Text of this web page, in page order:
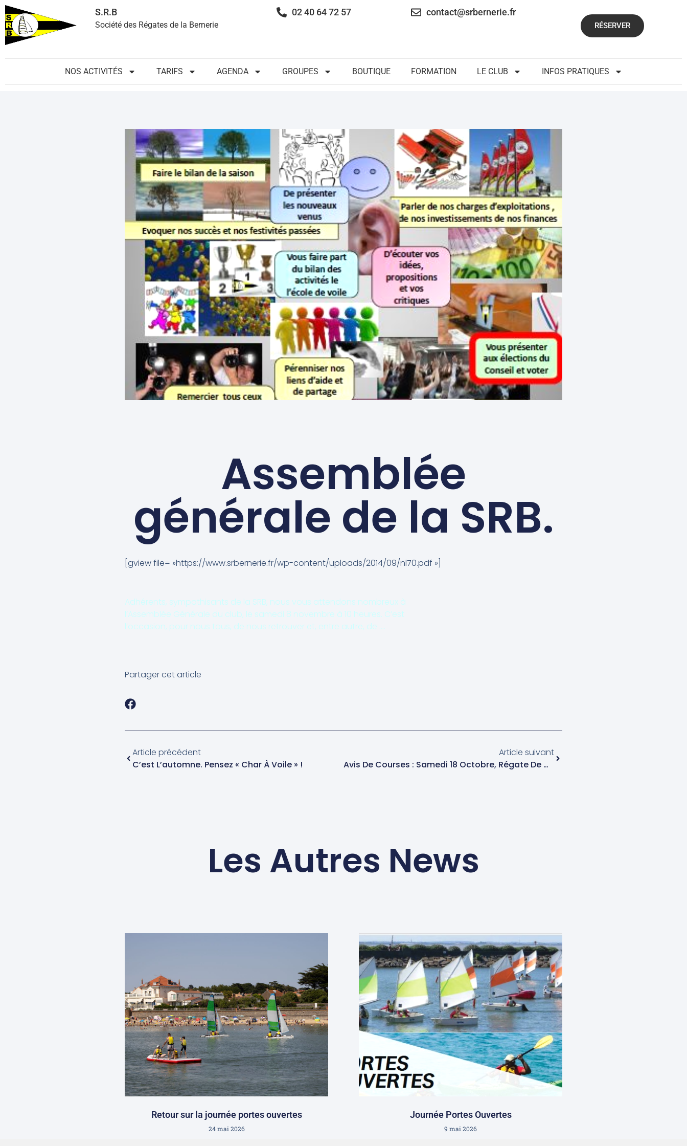
S.R.B
Société des Régates de la Bernerie
02 40 64 72 57 contact@srbernerie.fr
RÉSERVER
NOS ACTIVITÉS TARIFS AGENDA GROUPES BOUTIQUE FORMATION LE CLUB INFOS PRATIQUES
Assemblée
générale de la SRB.
[gview file= »https://www.srbernerie.fr/wp-content/uploads/2014/09/nl70.pdf »]
Adhérents, sympathisants de la SRB, nous vous attendons nombreux à
l’Assemblée Générale du club, le samedi 8 novembre à 10 heures. C’est
l’occasion, pour nous tous, de nous retrouver et, entre autre, de ….
Partager cet article
Article précédent
C’est L’automne. Pensez « Char À Voile » !
Article suivant
Avis De Courses : Samedi 18 Octobre, Régate De Catamarans À La SRB
Les Autres News
Retour sur la journée portes ouvertes
24 mai 2026
Journée Portes Ouvertes
9 mai 2026